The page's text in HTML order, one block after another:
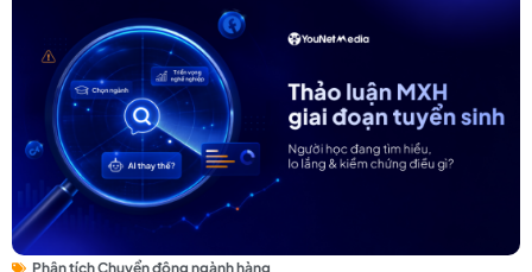
Phân tích Chuyển động ngành hàng